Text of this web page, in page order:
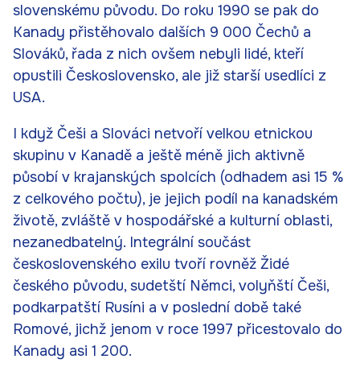
slovenskému původu. Do roku 1990 se pak do
Kanady přistěhovalo dalších 9 000 Čechů a
Slováků, řada z nich ovšem nebyli lidé, kteří
opustili Československo, ale již starší usedlíci z
USA.
I když Češi a Slováci netvoří velkou etnickou
skupinu v Kanadě a ještě méně jich aktivně
působí v krajanských spolcích (odhadem asi 15 %
z celkového počtu), je jejich podíl na kanadském
životě, zvláště v hospodářské a kulturní oblasti,
nezanedbatelný. Integrální součást
československého exilu tvoří rovněž Židé
českého původu, sudetští Němci, volyňští Češi,
podkarpatští Rusíni a v poslední době také
Romové, jichž jenom v roce 1997 přicestovalo do
Kanady asi 1 200.